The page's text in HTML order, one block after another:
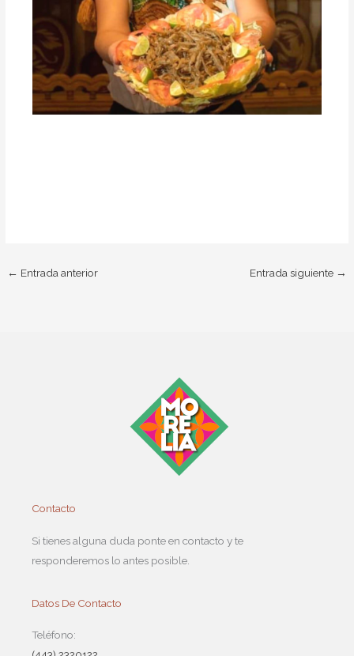
← Entrada anterior Entrada siguiente →
Contacto
Si tienes alguna duda ponte en contacto y te
responderemos lo antes posible.
Datos De Contacto
Teléfono: